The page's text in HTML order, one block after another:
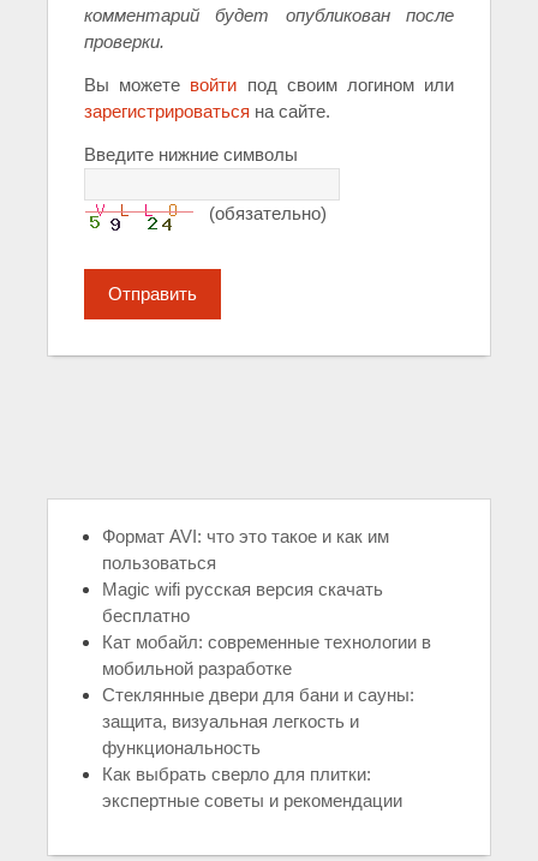
комментарий будет опубликован после
проверки.
Вы можете войти под своим логином или
зарегистрироваться на сайте.
Введите нижние символы
(обязательно)
Отправить
Формат AVI: что это такое и как им
пользоваться
Magic wifi русская версия скачать
бесплатно
Кат мобайл: современные технологии в
мобильной разработке
Стеклянные двери для бани и сауны:
защита, визуальная легкость и
функциональность
Как выбрать сверло для плитки:
экспертные советы и рекомендации